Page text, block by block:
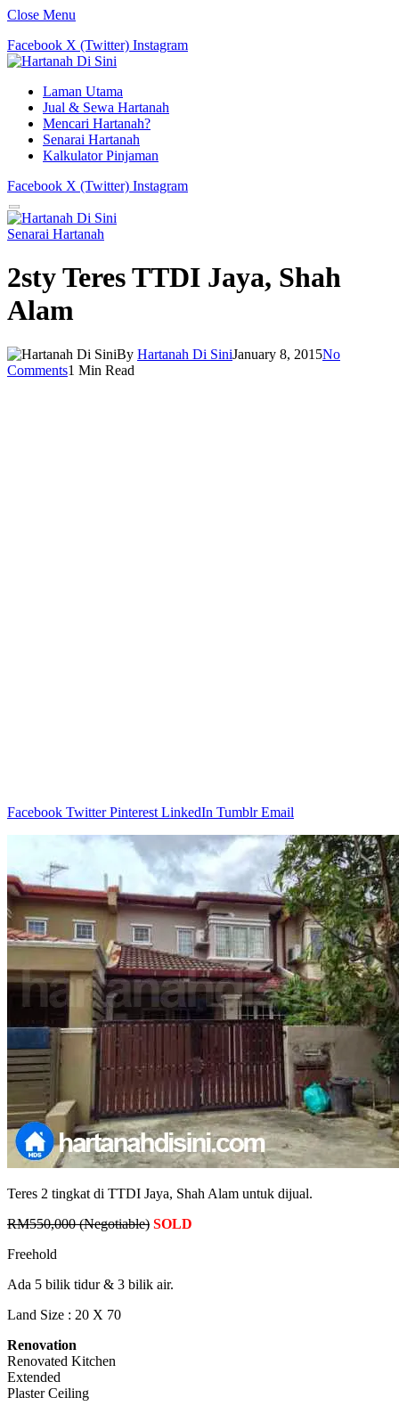
Close Menu
Facebook X (Twitter) Instagram
Laman Utama
Jual & Sewa Hartanah
Mencari Hartanah?
Senarai Hartanah
Kalkulator Pinjaman
Facebook X (Twitter) Instagram
Senarai Hartanah
2sty Teres TTDI Jaya, Shah
Alam
By Hartanah Di SiniJanuary 8, 2015No
Comments1 Min Read
Facebook Twitter Pinterest LinkedIn Tumblr Email
Teres 2 tingkat di TTDI Jaya, Shah Alam untuk dijual.
RM550,000 (Negotiable) SOLD
Freehold
Ada 5 bilik tidur & 3 bilik air.
Land Size : 20 X 70
Renovation
Renovated Kitchen
Extended
Plaster Ceiling